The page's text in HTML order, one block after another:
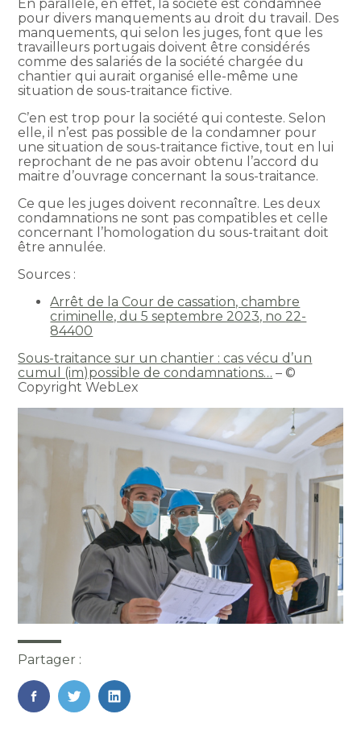
En parallèle, en effet, la société est condamnée
pour divers manquements au droit du travail. Des
manquements, qui selon les juges, font que les
travailleurs portugais doivent être considérés
comme des salariés de la société chargée du
chantier qui aurait organisé elle-même une
situation de sous-traitance fictive.
C’en est trop pour la société qui conteste. Selon
elle, il n’est pas possible de la condamner pour
une situation de sous-traitance fictive, tout en lui
reprochant de ne pas avoir obtenu l’accord du
maitre d’ouvrage concernant la sous-traitance.
Ce que les juges doivent reconnaître. Les deux
condamnations ne sont pas compatibles et celle
concernant l’homologation du sous-traitant doit
être annulée.
Sources :
Arrêt de la Cour de cassation, chambre
criminelle, du 5 septembre 2023, no 22-
84400
Sous-traitance sur un chantier : cas vécu d’un
cumul (im)possible de condamnations… – ©
Copyright WebLex
Partager :
FaceBook
TwitterLinkedIn